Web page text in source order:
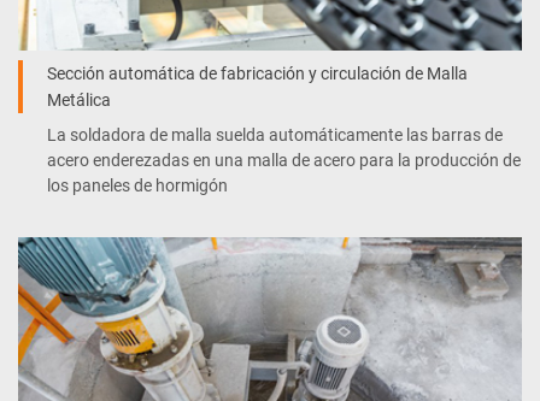
Sección automática de fabricación y circulación de Malla
Metálica
La soldadora de malla suelda automáticamente las barras de
acero enderezadas en una malla de acero para la producción de
los paneles de hormigón